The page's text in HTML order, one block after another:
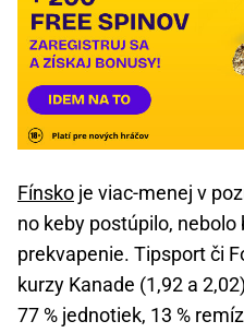
Fínsko je viac-menej v
no keby postúpilo, nebolo
prekvapenie. Tipsport či
kurzy Kanade (1,92 a
77 % jednotiek, 13 %